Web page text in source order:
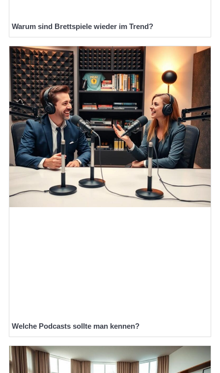
Warum sind Brettspiele wieder im Trend?
Welche Podcasts sollte man kennen?